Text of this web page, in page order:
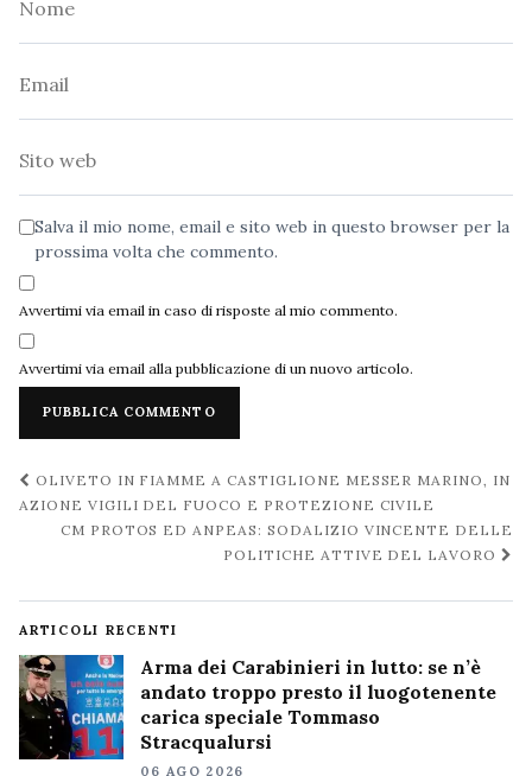
Salva il mio nome, email e sito web in questo browser per la
prossima volta che commento.
Avvertimi via email in caso di risposte al mio commento.
Avvertimi via email alla pubblicazione di un nuovo articolo.
Navigazione
post
OLIVETO IN FIAMME A CASTIGLIONE MESSER MARINO, IN
AZIONE VIGILI DEL FUOCO E PROTEZIONE CIVILE
CM PROTOS ED ANPEAS: SODALIZIO VINCENTE DELLE
POLITICHE ATTIVE DEL LAVORO
ARTICOLI RECENTI
Arma dei Carabinieri in lutto: se n’è
andato troppo presto il luogotenente
carica speciale Tommaso
Stracqualursi
06 AGO 2026